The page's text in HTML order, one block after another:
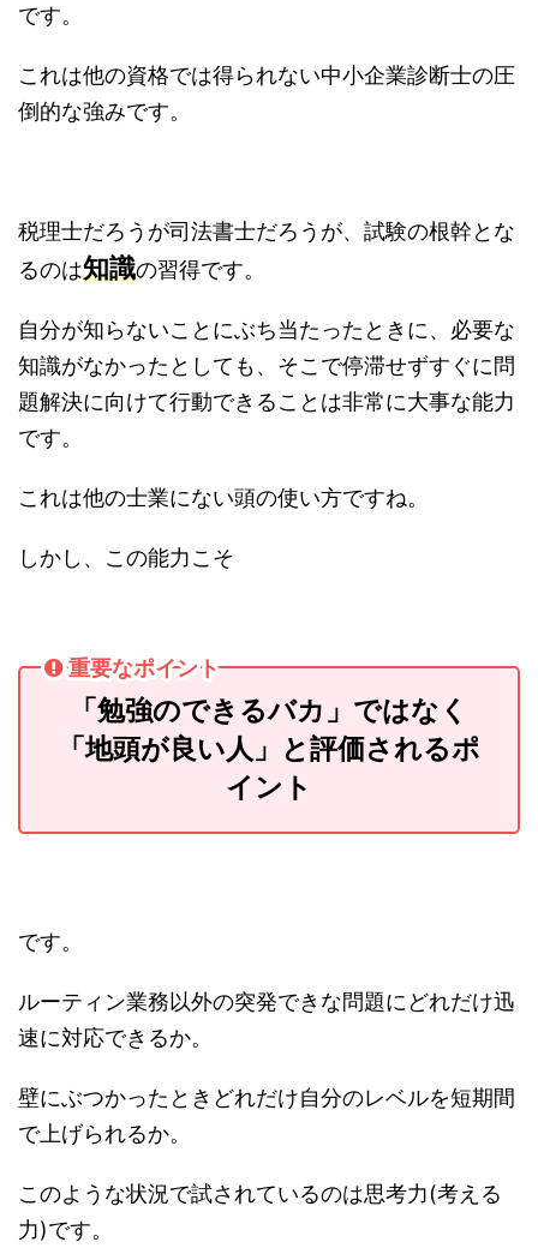
です。
これは他の資格では得られない中小企業診断士の圧
倒的な強みです。
税理士だろうが司法書士だろうが、試験の根幹とな
るのは知識の習得です。
自分が知らないことにぶち当たったときに、必要な
知識がなかったとしても、そこで停滞せずすぐに問
題解決に向けて行動できることは非常に大事な能力
です。
これは他の士業にない頭の使い方ですね。
しかし、この能力こそ
重要なポイント
「勉強のできるバカ」ではなく
「地頭が良い人」と評価されるポ
イント
です。
ルーティン業務以外の突発できな問題にどれだけ迅
速に対応できるか。
壁にぶつかったときどれだけ自分のレベルを短期間
で上げられるか。
このような状況で試されているのは思考力(考える
力)です。